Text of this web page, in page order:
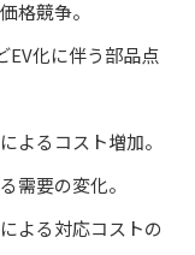
格競争。
EV化に伴う部品点
よるコスト増加。
需要の変化。
よる対応コストの